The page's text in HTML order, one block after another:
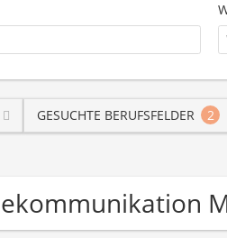
GESUCHTE BERUFSFELDER 2